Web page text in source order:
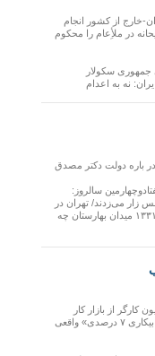
خارج از کشور انجام
در ملأِعام را محکوم
جمهوری سکولار
نه به اعدام
باره دولت دکتر مصدق
سالروز:
زار می‌زدند/ تهران در
آتش؛ ۳۰ تیر ۱۳۳۱ میدان بهارستان چه
کارگر از بازار کار
رسمی/ «نرخ بیکاری ۷ درصدی» واقعی